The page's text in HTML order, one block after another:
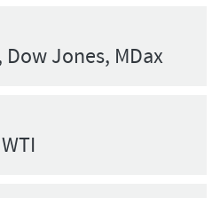
Jones, MDax